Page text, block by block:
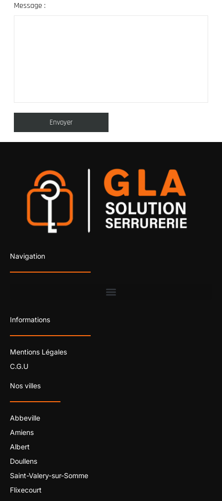
Message :
Navigation
Informations
Mentions Légales
C.G.U
Nos villes
Abbeville
Amiens
Albert
Doullens
Saint-Valery-sur-Somme
Flixecourt